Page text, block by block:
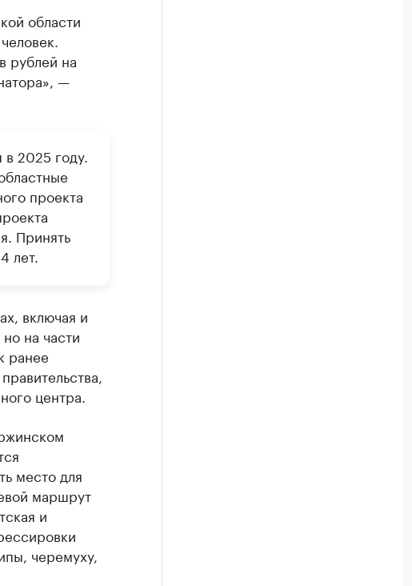
области
рублей на
—
2025 году.
проекта
Принять
лет.
включая и
на части
ранее
центра.
место для
маршрут
и
черемуху,